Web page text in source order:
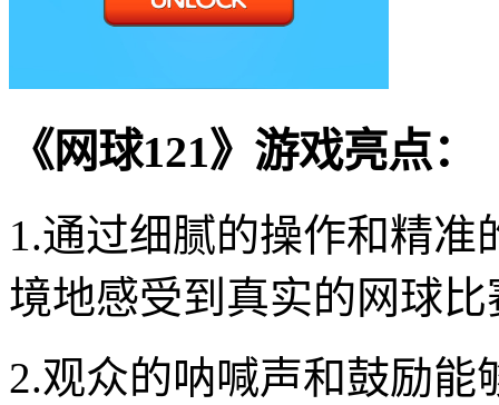
《网球121》游戏亮点：
1.通过细腻的操作和精
境地感受到真实的网球
2.观众的呐喊声和鼓励